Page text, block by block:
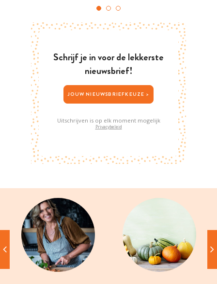
Schrijf je in voor de lekkerste
nieuwsbrief!
JOUW NIEUWSBRIEFKEUZE >
Uitschrijven is op elk moment mogelijk
Privacybeleid